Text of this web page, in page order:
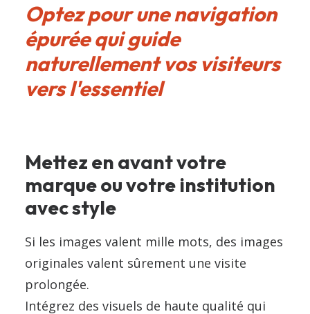
Optez pour une navigation
épurée qui guide
naturellement vos visiteurs
vers l'essentiel
Mettez en avant votre
marque ou votre institution
avec style
Si les images valent mille mots, des images
originales valent sûrement une visite
prolongée.
Intégrez des visuels de haute qualité qui